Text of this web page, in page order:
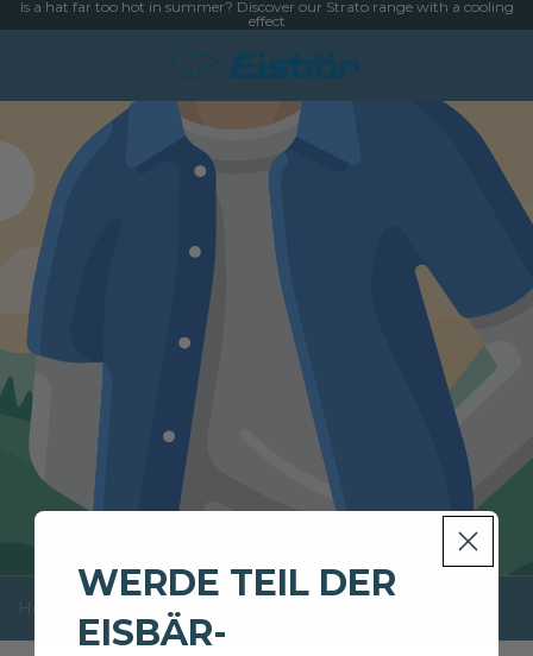
Is a hat far too hot in summer? Discover our Strato range with a cooling
effect
Home Beanies for Sport
WERDE TEIL DER
EISBÄR-